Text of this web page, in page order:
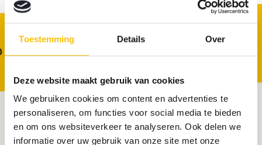
Toestemming Details Over
Deze website maakt gebruik van cookies
We gebruiken cookies om content en advertenties te
personaliseren, om functies voor social media te bieden
en om ons websiteverkeer te analyseren. Ook delen we
informatie over uw gebruik van onze site met onze